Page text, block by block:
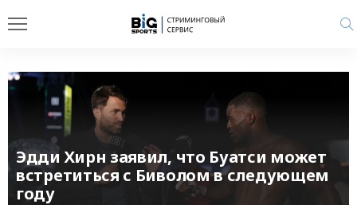
Эдди Хирн заявил, что Буатси может
встретиться с Биволом в следующем
году